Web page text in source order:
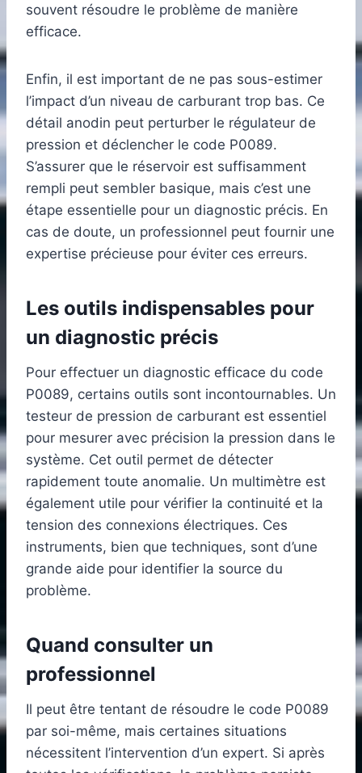
souvent résoudre le problème de manière
efficace.
Enfin, il est important de ne pas sous-estimer
l’impact d’un niveau de carburant trop bas. Ce
détail anodin peut perturber le régulateur de
pression et déclencher le code P0089.
S’assurer que le réservoir est suffisamment
rempli peut sembler basique, mais c’est une
étape essentielle pour un diagnostic précis. En
cas de doute, un professionnel peut fournir une
expertise précieuse pour éviter ces erreurs.
Les outils indispensables pour
un diagnostic précis
Pour effectuer un diagnostic efficace du code
P0089, certains outils sont incontournables. Un
testeur de pression de carburant est essentiel
pour mesurer avec précision la pression dans le
système. Cet outil permet de détecter
rapidement toute anomalie. Un multimètre est
également utile pour vérifier la continuité et la
tension des connexions électriques. Ces
instruments, bien que techniques, sont d’une
grande aide pour identifier la source du
problème.
Quand consulter un
professionnel
Il peut être tentant de résoudre le code P0089
par soi-même, mais certaines situations
nécessitent l’intervention d’un expert. Si après